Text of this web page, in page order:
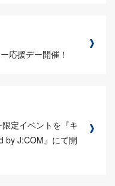
応援デー開催！
定イベントを『キ
by J:COM』にて開